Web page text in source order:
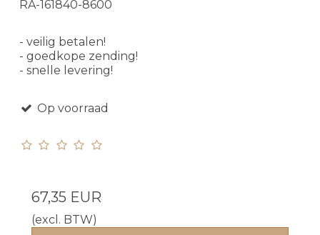
RA-161840-8600
- veilig betalen!
- goedkope zending!
- snelle levering!
Op voorraad
67,35 EUR
(excl. BTW)